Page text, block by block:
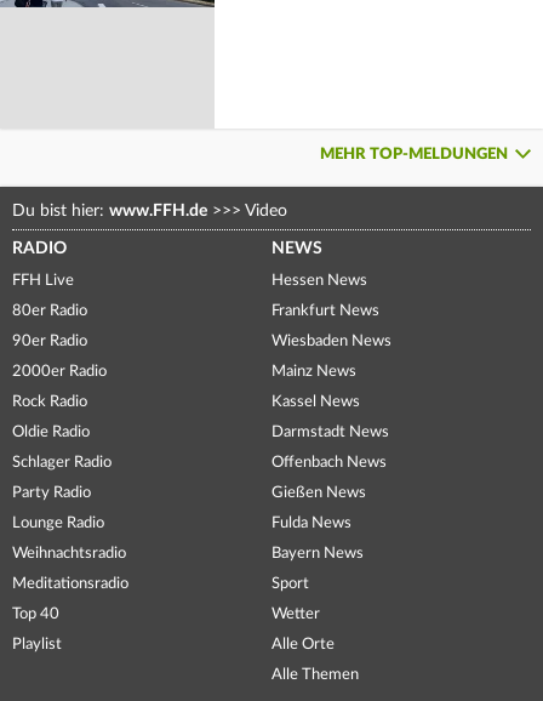
MEHR TOP-MELDUNGEN
Du bist hier: www.FFH.de >>> Video
RADIO
FFH Live
80er Radio
90er Radio
2000er Radio
Rock Radio
Oldie Radio
Schlager Radio
Party Radio
Lounge Radio
Weihnachtsradio
Meditationsradio
Top 40
Playlist
NEWS
Hessen News
Frankfurt News
Wiesbaden News
Mainz News
Kassel News
Darmstadt News
Offenbach News
Gießen News
Fulda News
Bayern News
Sport
Wetter
Alle Orte
Alle Themen